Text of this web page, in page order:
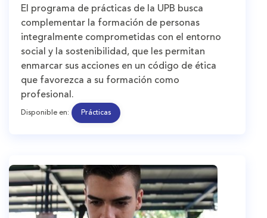
El programa de prácticas de la UPB busca
complementar la formación de personas
integralmente comprometidas con el entorno
social y la sostenibilidad, que les permitan
enmarcar sus acciones en un código de ética
que favorezca a su formación como
profesional.
Disponible en: Prácticas